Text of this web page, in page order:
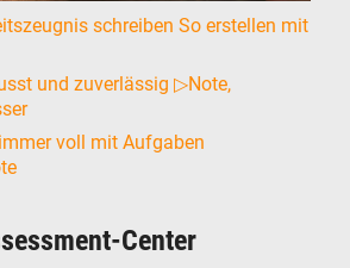
schreiben So erstellen mit
und zuverlässig ▷Note,
voll mit Aufgaben
Center